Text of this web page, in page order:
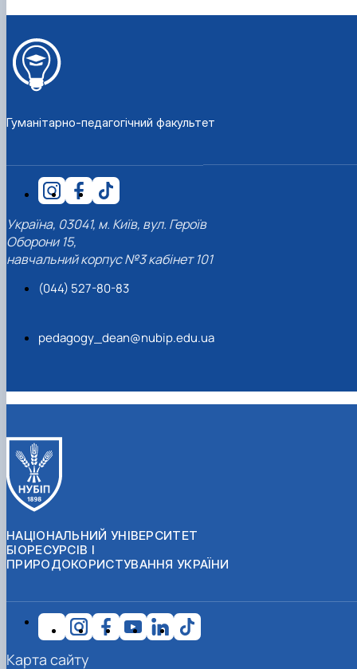
Гуманітарно-педагогічний факультет
Україна, 03041, м. Київ, вул. Героїв
Оборони 15,
навчальний корпус №3 кабінет 101
(044) 527-80-83
pedagogy_dean@nubip.edu.ua
НАЦІОНАЛЬНИЙ УНІВЕРСИТЕТ
БІОРЕСУРСІВ І
ПРИРОДОКОРИСТУВАННЯ УКРАЇНИ
Карта сайту